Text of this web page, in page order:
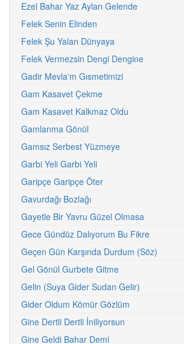
Ezel Bahar Yaz Ayları Gelende
Felek Senin Elinden
Felek Şu Yalan Dünyaya
Felek Vermezsin Dengi Dengine
Gadir Mevla'm Gısmetimizi
Gam Kasavet Çekme
Gam Kasavet Kalkmaz Oldu
Gamlanma Gönül
Gamsız Serbest Yüzmeye
Garbi Yeli Garbi Yeli
Garipçe Garipçe Öter
Gavurdağı Bozlağı
Gayetle Bir Yavru Güzel Olmasa
Gece Gündüz Dalıyorum Bu Fikre
Geçen Gün Karşında Durdum (Söz)
Gel Gönül Gurbete Gitme
Gelin (Suya Gider Sudan Gelir)
Gider Oldum Kömür Gözlüm
Gine Dertli Dertli İniliyorsun
Gine Geldi Bahar Demi